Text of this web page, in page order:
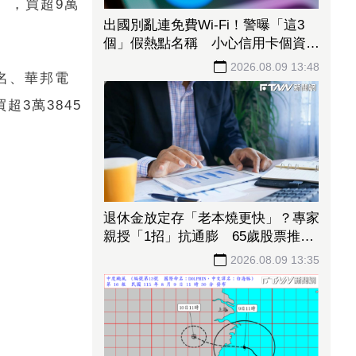
，買超9萬
、華邦電
超3萬3845
出國別亂連免費Wi-Fi！警曝「這3
個」假熱點名稱 小心信用卡個資、
2026.08.09 13:48
退休金放定存「老本燒更快」？專家
親授「1招」抗通膨 65歲股票推薦
2026.08.09 13:35